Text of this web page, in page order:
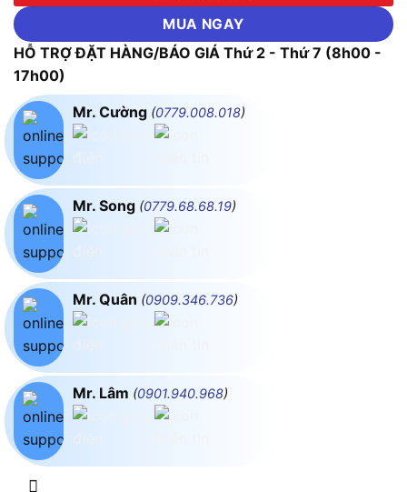
MUA NGAY
HỖ TRỢ ĐẶT HÀNG/BÁO GIÁ Thứ 2 - Thứ 7 (8h00 -
17h00)
Mr. Cường (0779.008.018)
Mr. Song (0779.68.68.19)
Mr. Quân (0909.346.736)
Mr. Lâm (0901.940.968)